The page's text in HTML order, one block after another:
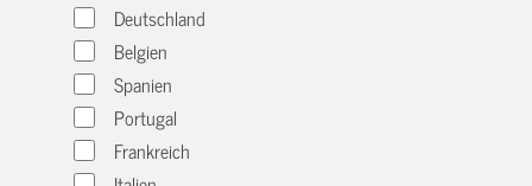
Deutschland
Belgien
Spanien
Portugal
Frankreich